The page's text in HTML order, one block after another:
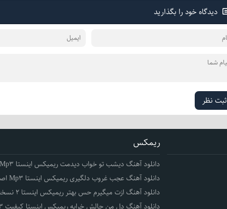
دیدگاه خود را بگذارید
ثبت نظر
ریمکس
دانلود آهنگ دیشب تو خواب دیدمت ریمیکس اینستا Mp3 اصلی
دانلود آهنگ عجب غروب دلگیری ریمیکس اینستا Mp3 اصلی
دانلود آهنگ ازت میگیرم حس بهتر ریمیکس اینستا 2 نسخه
دانلود آهنگ دل من حالش خرابه ریمیکس اینستا کیفیت mp3